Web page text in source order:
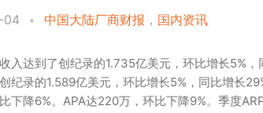
04 • 中国大陆厂商财报 ， 国内资讯
入达到了创纪录的1.735亿美元，环比增长5%
纪录的1.589亿美元，环比增长5%，同比增长
下降6%。APA达220万，环比下降9%。季度